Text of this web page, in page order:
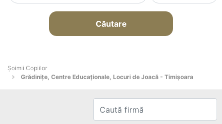
Căutare
Șoimii Copiilor
Grădinițe, Centre Educaționale, Locuri de Joacă - Timişoara